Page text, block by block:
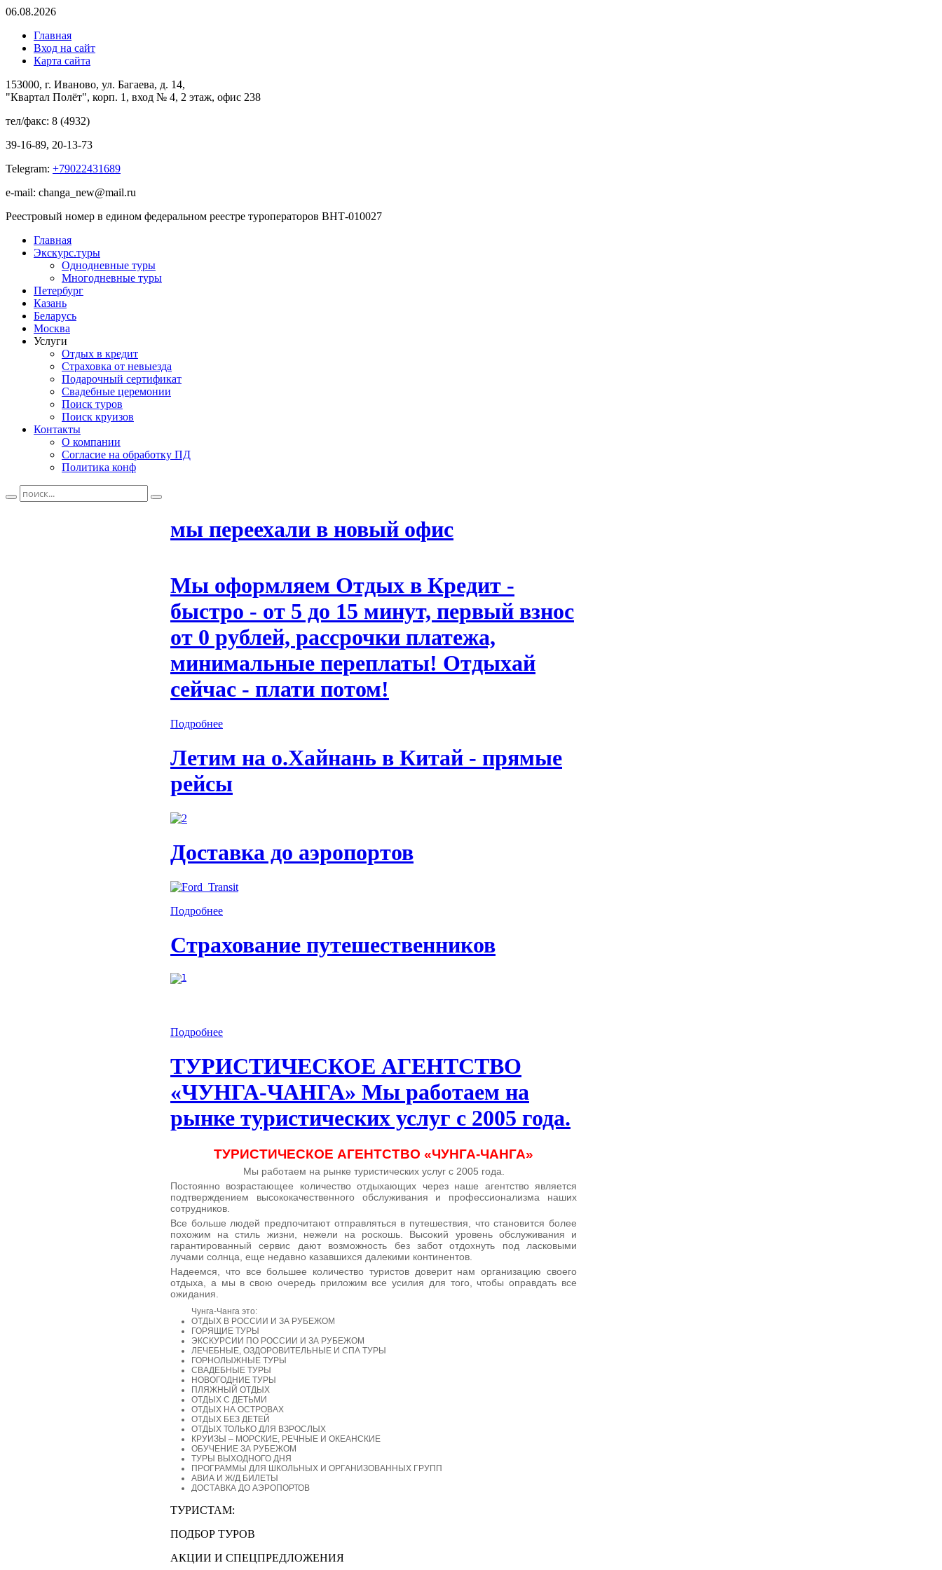
06.08.2026
Главная
Вход на сайт
Карта сайта
153000, г. Иваново, ул. Багаева, д. 14,
"Квартал Полёт", корп. 1, вход № 4, 2 этаж, офис 238
тел/факс: 8 (4932)
39-16-89, 20-13-73
Telegram: +79022431689
e-mail: changa_new@mail.ru
Реестровый номер в едином федеральном реестре туроператоров ВНТ-010027
Главная
Экскурс.туры
Однодневные туры
Многодневные туры
Петербург
Казань
Беларусь
Москва
Услуги
Отдых в кредит
Страховка от невыезда
Подарочный сертификат
Свадебные церемонии
Поиск туров
Поиск круизов
Контакты
О компании
Согласие на обработку ПД
Политика конф
мы переехали в новый офис
Мы оформляем Отдых в Кредит -
быстро - от 5 до 15 минут, первый взнос
от 0 рублей, рассрочки платежа,
минимальные переплаты! Отдыхай
сейчас - плати потом!
Подробнее
Летим на о.Хайнань в Китай - прямые
рейсы
Доставка до аэропортов
Подробнее
Страхование путешественников
Подробнее
ТУРИСТИЧЕСКОЕ АГЕНТСТВО
«ЧУНГА-ЧАНГА» Мы работаем на
рынке туристических услуг с 2005 года.
ТУРИСТИЧЕСКОЕ АГЕНТСТВО «ЧУНГА-ЧАНГА»
Мы работаем на рынке туристических услуг с 2005 года.
Постоянно возрастающее количество отдыхающих через наше агентство является
подтверждением высококачественного обслуживания и профессионализма наших
сотрудников.
Все больше людей предпочитают отправляться в путешествия, что становится более
похожим на стиль жизни, нежели на роскошь. Высокий уровень обслуживания и
гарантированный сервис дают возможность без забот отдохнуть под ласковыми
лучами солнца, еще недавно казавшихся далекими континентов.
Надеемся, что все большее количество туристов доверит нам организацию своего
отдыха, а мы в свою очередь приложим все усилия для того, чтобы оправдать все
ожидания.
Чунга-Чанга это:
ОТДЫХ В РОССИИ И ЗА РУБЕЖОМ
ГОРЯЩИЕ ТУРЫ
ЭКСКУРСИИ ПО РОССИИ И ЗА РУБЕЖОМ
ЛЕЧЕБНЫЕ, ОЗДОРОВИТЕЛЬНЫЕ И СПА ТУРЫ
ГОРНОЛЫЖНЫЕ ТУРЫ
СВАДЕБНЫЕ ТУРЫ
НОВОГОДНИЕ ТУРЫ
ПЛЯЖНЫЙ ОТДЫХ
ОТДЫХ С ДЕТЬМИ
ОТДЫХ НА ОСТРОВАХ
ОТДЫХ БЕЗ ДЕТЕЙ
ОТДЫХ ТОЛЬКО ДЛЯ ВЗРОСЛЫХ
КРУИЗЫ – МОРСКИЕ, РЕЧНЫЕ И ОКЕАНСКИЕ
ОБУЧЕНИЕ ЗА РУБЕЖОМ
ТУРЫ ВЫХОДНОГО ДНЯ
ПРОГРАММЫ ДЛЯ ШКОЛЬНЫХ И ОРГАНИЗОВАННЫХ ГРУПП
АВИА И Ж/Д БИЛЕТЫ
ДОСТАВКА ДО АЭРОПОРТОВ
ТУРИСТАМ:
ПОДБОР ТУРОВ
АКЦИИ И СПЕЦПРЕДЛОЖЕНИЯ